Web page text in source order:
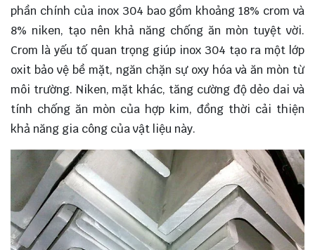
phần chính của inox 304 bao gồm khoảng 18% crom và
8% niken, tạo nên khả năng chống ăn mòn tuyệt vời.
Crom là yếu tố quan trọng giúp inox 304 tạo ra một lớp
oxit bảo vệ bề mặt, ngăn chặn sự oxy hóa và ăn mòn từ
môi trường. Niken, mặt khác, tăng cường độ dẻo dai và
tính chống ăn mòn của hợp kim, đồng thời cải thiện
khả năng gia công của vật liệu này.